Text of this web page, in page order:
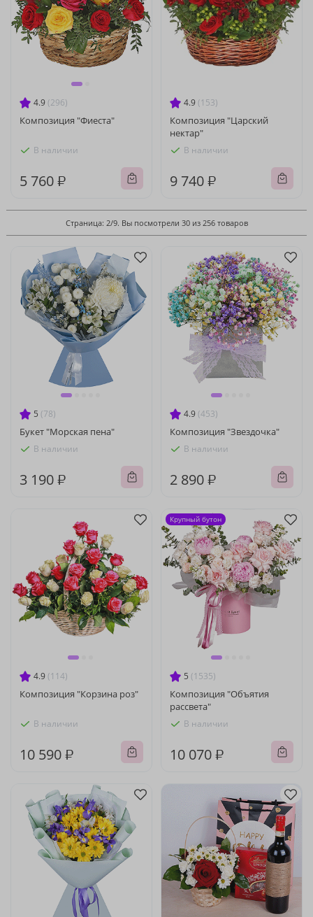
4.9 (296)
Композиция "Фиеста"
В наличии
5 760 ₽
4.9 (153)
Композиция "Царский
нектар"
В наличии
9 740 ₽
Страница: 2/9. Вы посмотрели 30 из 256 товаров
5 (78)
Букет "Морская пена"
В наличии
3 190 ₽
4.9 (453)
Композиция "Звездочка"
В наличии
2 890 ₽
4.9 (114)
Композиция "Корзина роз"
В наличии
10 590 ₽
5 (1535)
Композиция "Объятия
рассвета"
В наличии
10 070 ₽
Крупный бутон